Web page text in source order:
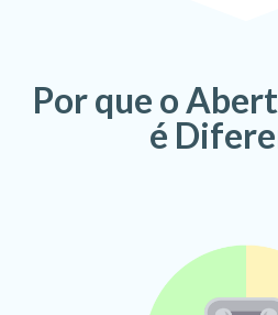
Por que o
é